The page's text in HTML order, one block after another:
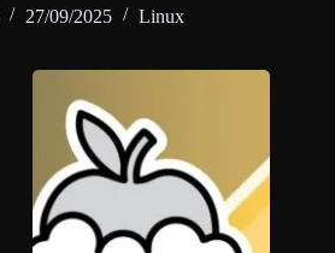
27/09/2025 Linux